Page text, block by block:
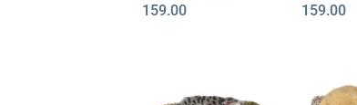
159.00 159.00